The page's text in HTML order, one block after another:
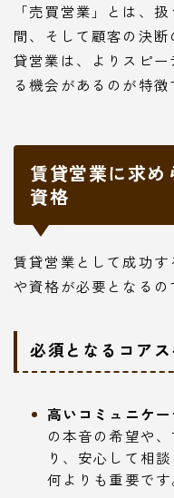
「売買営業」とは、
間、そして顧客の決
貸営業は、よりスピ
る機会があるのが特徴
賃貸営業に求め
資格
賃貸営業として成功
や資格が必要となるの
必須となるコア
高いコミュニケ
の本音の希望や
り、安心して相
何よりも重要です